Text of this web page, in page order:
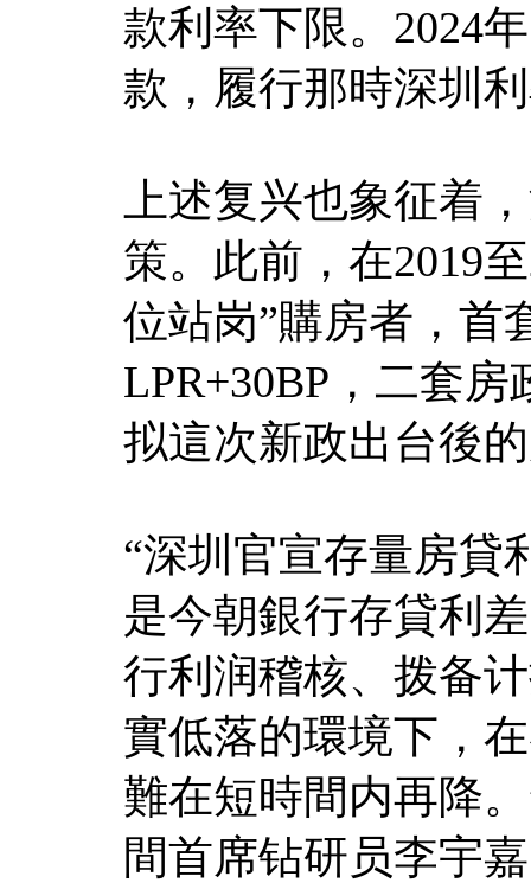
款利率下限。2024
款，履行那時深圳
上述复兴也象征着
策。此前，在2019
位站岗”購房者，首
LPR+30BP，二套
拟這次新政出台後
“深圳官宣存量房貸
是今朝銀行存貸利
行利润稽核、拨备
實低落的環境下，
難在短時間内再降
間首席钻研员李宇